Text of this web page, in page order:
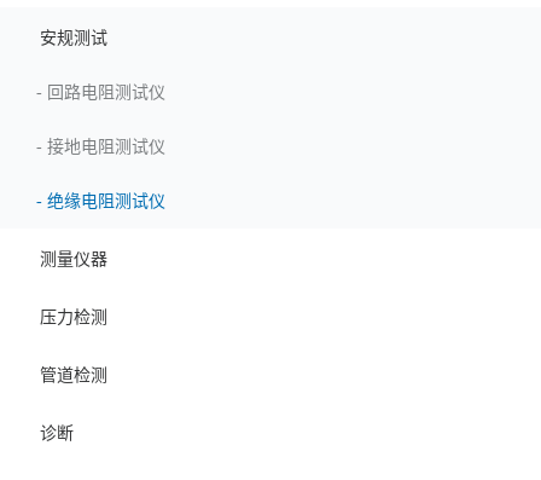
安规测试
- 回路电阻测试仪
- 接地电阻测试仪
- 绝缘电阻测试仪
测量仪器
压力检测
管道检测
诊断